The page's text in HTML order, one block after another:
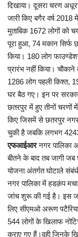
दिखाया। दूसरा चरण
जारी किए बगैर वर्ष
मुताबिक 1672 लोगों को
पूरा हुआ, 74 मकान सिर्फ
किया। 180 लोग
प्रारंभ नहीं किया।
1286 लोग पहली किश्त,
घर बैठ गए। इन पर
छतरपुर में हुए तीनों
किए जिसमें से छतरपुर
चुकी है जबकि लगभग
एफआईआरनगर पालिका
बीतने के बाद तब जागी
योजना अंतर्गत घोटाले
नगर पालिका में हडक़ंप
जांच शुरू की गई है। इस
लिए सीएमओ अरूण
544 लोगों के खिलाफ
कराए गए हैं।वही जिनके